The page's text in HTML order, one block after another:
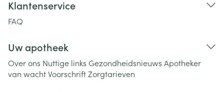
Klantenservice
FAQ
Uw apotheek
Over ons Nuttige links Gezondheidsnieuws Apotheker
van wachtVoorschriftZorgtarieven